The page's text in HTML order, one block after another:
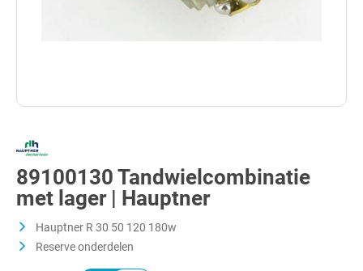
89100130 Tandwielcombinatie
met lager | Hauptner
Hauptner R 30 50 120 180w
Reserve onderdelen